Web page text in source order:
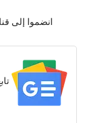
انضموا إلى